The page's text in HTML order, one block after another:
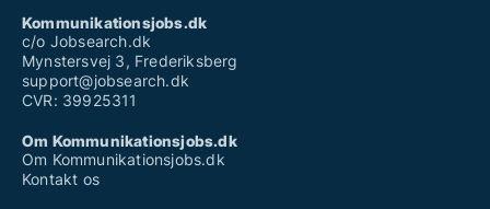
Kommunikationsjobs.dk
c/o Jobsearch.dk
Mynstersvej 3, Frederiksberg
support@jobsearch.dk
CVR: 39925311
Om Kommunikationsjobs.dk
Om Kommunikationsjobs.dk
Kontakt os